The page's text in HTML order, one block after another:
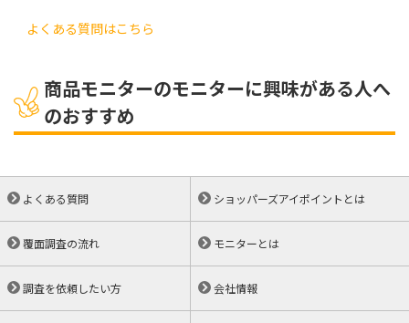
よくある質問はこちら
商品モニターのモニターに興味がある人へ
のおすすめ
よくある質問 ショッパーズアイポイントとは
覆面調査の流れ モニターとは
調査を依頼したい方 会社情報